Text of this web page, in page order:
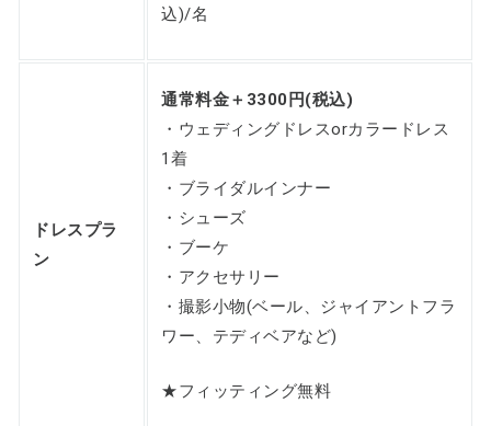
込)/名
ドレスプラ
ン
通常料金＋3300円(税込)
・ウェディングドレスorカラードレス
1着
・ブライダルインナー
・シューズ
・ブーケ
・アクセサリー
・撮影小物(ベール、ジャイアントフラ
ワー、テディベアなど)
★フィッティング無料